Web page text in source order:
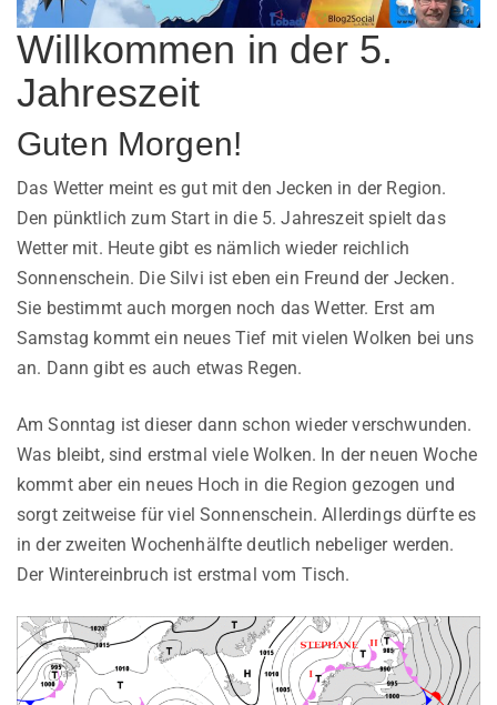
Willkommen in der 5.
Jahreszeit
Guten Morgen!
Das Wetter meint es gut mit den Jecken in der Region.
Den pünktlich zum Start in die 5. Jahreszeit spielt das
Wetter mit. Heute gibt es nämlich wieder reichlich
Sonnenschein. Die Silvi ist eben ein Freund der Jecken.
Sie bestimmt auch morgen noch das Wetter. Erst am
Samstag kommt ein neues Tief mit vielen Wolken bei uns
an. Dann gibt es auch etwas Regen.
Am Sonntag ist dieser dann schon wieder verschwunden.
Was bleibt, sind erstmal viele Wolken. In der neuen Woche
kommt aber ein neues Hoch in die Region gezogen und
sorgt zeitweise für viel Sonnenschein. Allerdings dürfte es
in der zweiten Wochenhälfte deutlich nebeliger werden.
Der Wintereinbruch ist erstmal vom Tisch.